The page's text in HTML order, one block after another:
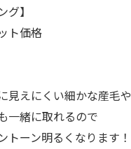
グ】
ト価格
見えにくい細かな産毛や
一緒に取れるので
トーン明るくなります！